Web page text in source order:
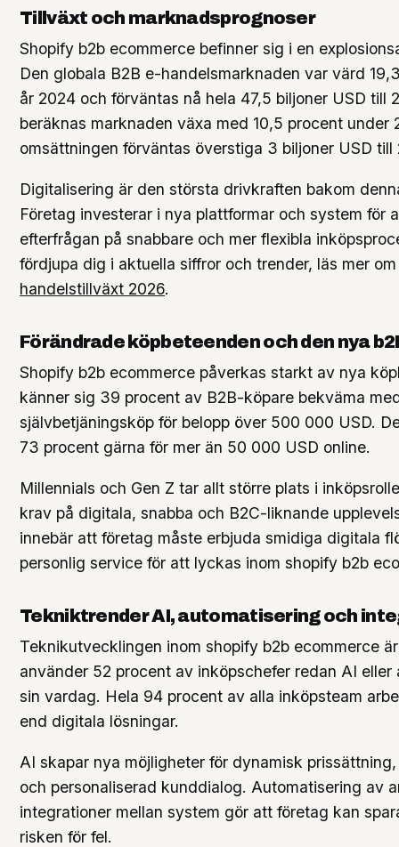
Tillväxt och marknadsprognoser
Shopify b2b ecommerce befinner sig i en
Den globala B2B e-handelsmarknaden var värd
år 2024 och förväntas nå hela 47,5 biljoner USD till
beräknas marknaden växa med 10,5 procent under
omsättningen förväntas överstiga 3 biljoner USD till
Digitalisering är den största drivkraften bakom
Företag investerar i nya plattformar och system för
efterfrågan på snabbare och mer flexibla
fördjupa dig i aktuella siffror och trender, läs mer
handelstillväxt 2026.
Förändrade köpbeteenden och den nya
Shopify b2b ecommerce påverkas starkt av nya
känner sig 39 procent av B2B-köpare bekväma
självbetjäningsköp för belopp över 500 000 USD.
73 procent gärna för mer än 50 000 USD online.
Millennials och Gen Z tar allt större plats i
krav på digitala, snabba och B2C-liknande
innebär att företag måste erbjuda smidiga digitala
personlig service för att lyckas inom shopify b2b
Tekniktrender AI, automatisering och
Teknikutvecklingen inom shopify b2b ecommerce
använder 52 procent av inköpschefer redan AI eller
sin vardag. Hela 94 procent av alla inköpsteam
end digitala lösningar.
AI skapar nya möjligheter för dynamisk
och personaliserad kunddialog. Automatisering av
integrationer mellan system gör att företag kan
risken för fel.